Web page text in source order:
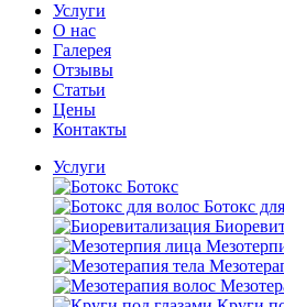
Услуги
O нас
Галерея
Отзывы
Статьи
Цены
Контакты
Услуги
Ботокс
Ботокс